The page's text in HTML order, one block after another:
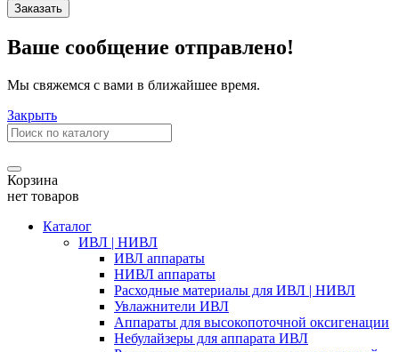
Заказать
Ваше сообщение отправлено!
Мы свяжемся с вами в ближайшее время.
Закрыть
Корзина
нет товаров
Каталог
ИВЛ | НИВЛ
ИВЛ аппараты
НИВЛ аппараты
Расходные материалы для ИВЛ | НИВЛ
Увлажнители ИВЛ
Аппараты для высокопоточной оксигенации
Небулайзеры для аппарата ИВЛ